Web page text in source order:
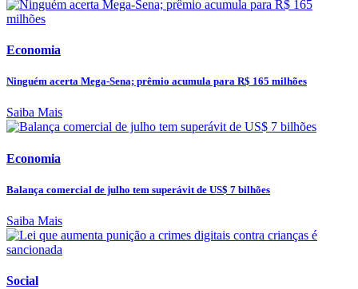
Economia
Ninguém acerta Mega-Sena; prêmio acumula para R$ 165 milhões
Saiba Mais
Economia
Balança comercial de julho tem superávit de US$ 7 bilhões
Saiba Mais
Social